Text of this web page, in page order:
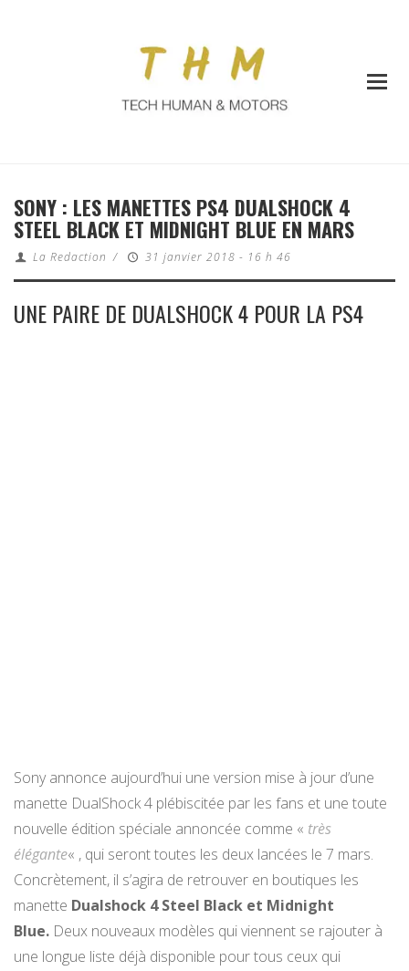
SONY : LES MANETTES PS4 DUALSHOCK 4
STEEL BLACK ET MIDNIGHT BLUE EN MARS
La Redaction / 31 janvier 2018 - 16 h 46
UNE PAIRE DE DUALSHOCK 4 POUR LA PS4
Sony annonce aujourd’hui une version mise à jour d’une
manette DualShock 4 plébiscitée par les fans et une toute
nouvelle édition spéciale annoncée comme « très
élégante« , qui seront toutes les deux lancées le 7 mars.
Concrètement, il s’agira de retrouver en boutiques les
manette Dualshock 4 Steel Black et Midnight
Blue. Deux nouveaux modèles qui viennent se rajouter à
une longue liste déjà disponible pour tous ceux qui